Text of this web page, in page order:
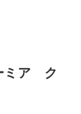
ミア ク